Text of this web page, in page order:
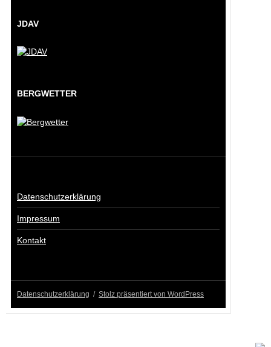
JDAV
BERGWETTER
Datenschutzerklärung
Impressum
Kontakt
Datenschutzerklärung Stolz präsentiert von WordPress